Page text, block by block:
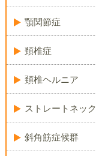
顎関節症
頚椎症
頚椎ヘルニア
ストレートネック
斜角筋症候群